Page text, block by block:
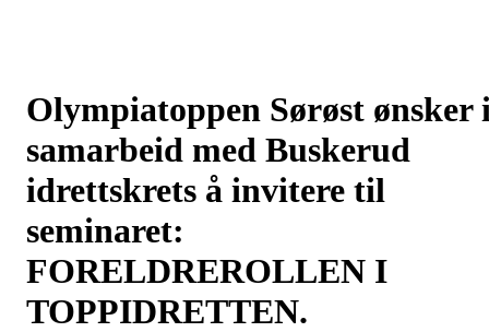
Olympiatoppen Sørøst ønsker
samarbeid med Buskerud
idrettskrets å invitere til
seminaret:
FORELDREROLLEN I
TOPPIDRETTEN.